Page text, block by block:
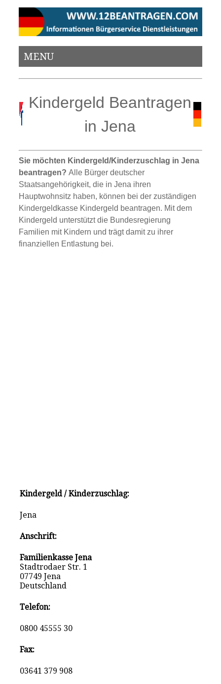
MENU
Kindergeld Beantragen
in Jena
Sie möchten Kindergeld/Kinderzuschlag in Jena
beantragen?Alle Bürger deutscher
Staatsangehörigkeit, die in Jena ihren
Hauptwohnsitz haben, können bei der zuständigen
Kindergeldkasse Kindergeld beantragen. Mit dem
Kindergeld unterstützt die Bundesregierung
Familien mit Kindern und trägt damit zu ihrer
finanziellen Entlastung bei.
Kindergeld / Kinderzuschlag:
Jena
Anschrift:
Familienkasse Jena
Stadtrodaer Str. 1
07749 Jena
Deutschland
Telefon:
0800 45555 30
Fax:
03641 379 908